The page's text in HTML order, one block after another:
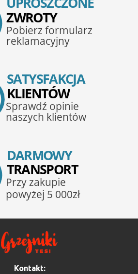
Kontakt: